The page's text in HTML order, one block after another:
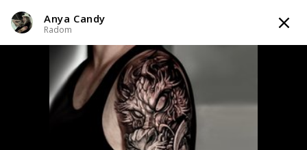
TATTOOARTIST
Anya Candy
Radom
Styl tatuażu: Realizm / Trash Polka / Watercolor
Anya Candy
Radom